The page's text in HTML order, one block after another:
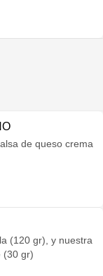
de queso crema
(120 gr), y nuestra
(30 gr)